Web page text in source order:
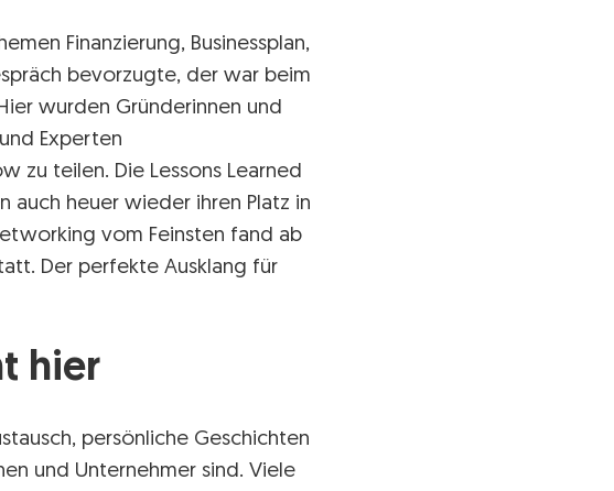
Finanzierung, Businessplan,
bevorzugte, der war beim
wurden Gründerinnen und
Experten
zu teilen. Die Lessons Learned
auch heuer wieder ihren Platz in
vom Feinsten fand ab
Der perfekte Ausklang für
hier
persönliche Geschichten
und Unternehmer sind. Viele